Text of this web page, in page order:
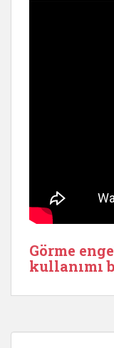
Görme
kullanımı